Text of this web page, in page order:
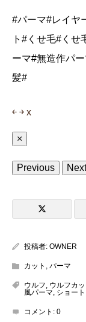
#パーマ#レイヤ
ト#くせ毛#く
ーマ#無造作パ
髪#
￩ ￫ x
×
Previous Next
投稿者: OWNER
カット , パーマ
ウルフ, ウルフカッ
風パーマ, ショー
コメント: 0